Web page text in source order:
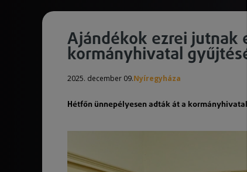
Ajándékok ezrei jutnak
kormányhivatal
2025. december 09.Nyíregyháza
Hétfőn ünnepélyesen adták át a